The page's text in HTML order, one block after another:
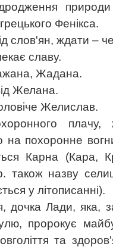
Фенікса.
слов'ян, ждати –
славу.
Жадана.
Желана.
Желислав.
плачу,
на похоронне
Карна (Кара,
також назву
у літописанні).
дочка Лади, яка,
пророкує
та